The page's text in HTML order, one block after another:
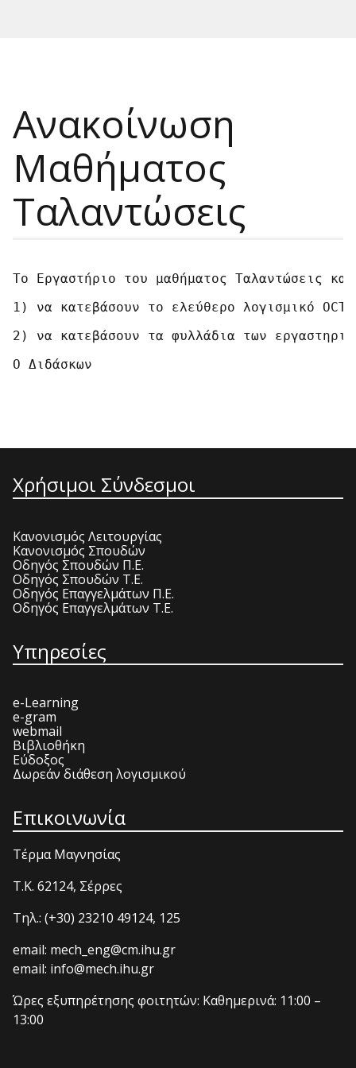
Ανακοίνωση
Μαθήματος
Ταλαντώσεις
Το Εργαστήριο του μαθήματος Ταλαντώσεις
1) να κατεβάσουν το ελεύθερο λογισμικό
2) να κατεβάσουν τα φυλλάδια των
Χρήσιμοι Σύνδεσμοι
Κανονισμός Λειτουργίας
Κανονισμός Σπουδών
Οδηγός Σπουδών Π.Ε.
Οδηγός Σπουδών Τ.Ε.
Οδηγός Επαγγελμάτων Π.Ε.
Οδηγός Επαγγελμάτων Τ.Ε.
Υπηρεσίες
e-Learning
e-gram
webmail
Βιβλιοθήκη
Εύδοξος
Δωρεάν διάθεση λογισμικού
Επικοινωνία
Τέρμα Μαγνησίας
T.K. 62124, Σέρρες
Τηλ.: (+30) 23210 49124, 125
email: mech_eng@cm.ihu.gr
email: info@mech.ihu.gr
Ώρες εξυπηρέτησης φοιτητών: Καθημερινά: 11:00 –
13:00